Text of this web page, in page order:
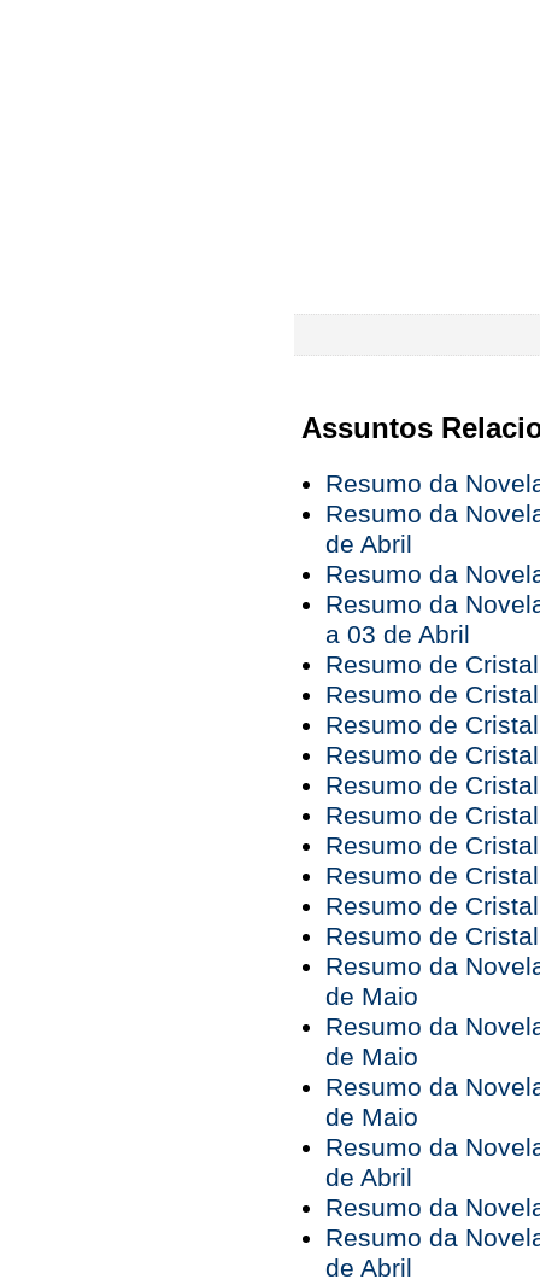
Assuntos
Resumo da
Resumo da
de Abril
Resumo da
Resumo da
a 03 de Abril
Resumo de
Resumo de
Resumo de
Resumo de
Resumo de
Resumo de
Resumo de
Resumo de
Resumo de
Resumo de
Resumo da
de Maio
Resumo da
de Maio
Resumo da
de Maio
Resumo da
de Abril
Resumo da
Resumo da
de Abril